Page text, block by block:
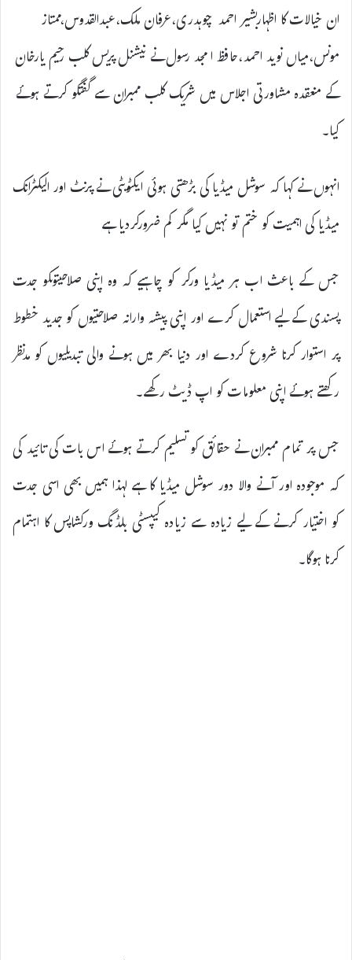
ان خیالات کا اظہاربشیر احمد چوہدری،عرفان ملک،عبدالقدوس،ممتاز
مونس،میاں نوید احمد،حافظ امجد رسول نے نیشنل پریس کلب رحیم یارخان
کے منعقدہ مشاورتی اجلاس میں شریک کلب ممبران سے گفتگو کرتے ہوئے
کیا۔
انہوں نے کہا کہ سوشل میڈیا کی بڑھتی ہوئی ایکٹویٹی نے پرنٹ اور الیکٹرانک
میڈیا کی اہمیت کو ختم تو نہیں کیا مگر کم ضرورکردیا ہے
جس کے باعث اب ہر میڈیا ورکر کو چاہیے کہ وہ اپنی صلاحیتوںکو جدت
پسندی کے لیے استعمال کرے اور اپنی پیشہ وارانہ صلاحتیوں کو جدید خطوط
پر استوار کرنا شروع کردے اور دنیا بھر میں ہونے والی تبدیلیوں کو مدنظر
رکھتے ہوئے اپنی معلومات کو اپ ڈیٹ رکھے۔
جس پر تمام ممبران نے حقائق کو تسلیم کرتے ہوئے اس بات کی تائید کی
کہ موجودہ اور آنے والا دور سوشل میڈیا کا ہے لہذا ہمیں بھی اسی جدت
کو اختیار کرنے کے لیے زیادہ سے زیادہ کیپسٹی بلڈنگ ورکشاپس کا اہتمام
کرنا ہوگا۔